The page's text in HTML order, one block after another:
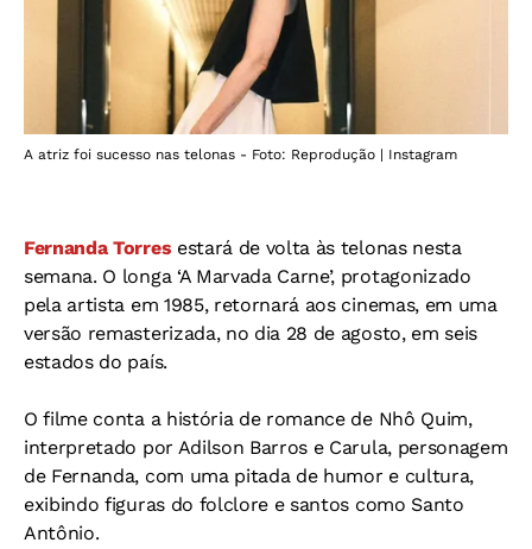
A atriz foi sucesso nas telonas - Foto: Reprodução | Instagram
Fernanda Torres estará de volta às telonas nesta
semana. O longa ‘A Marvada Carne’, protagonizado
pela artista em 1985, retornará aos cinemas, em uma
versão remasterizada, no dia 28 de agosto, em seis
estados do país.
O filme conta a história de romance de Nhô Quim,
interpretado por Adilson Barros e Carula, personagem
de Fernanda, com uma pitada de humor e cultura,
exibindo figuras do folclore e santos como Santo
Antônio.